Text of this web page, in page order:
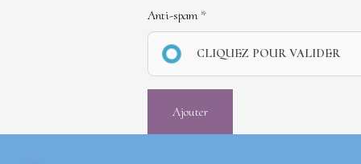
Anti-spam
CLIQUEZ POUR VALIDER
Ajouter